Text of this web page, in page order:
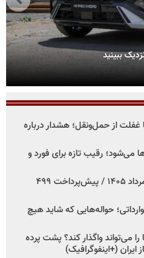
غفلت از حمل‌ونقل؛ هشدار درباره
رقیب تازه برای فورد و
فروش کوییک اس از امروز در مرداد ۱۴۰۵ / پیش‌پرداخت ۴۹۹
حواله‌هایی که شاید هیچ
می‌تواند واگذار کند؟ پشت پرده
(+اینفوگرافیک)